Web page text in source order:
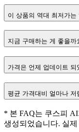
이 상품의 역대 최저가는
지금 구매하는 게 좋을까
가격은 언제 업데이트 되
평균 가격대비 얼마나 저
* 본 FAQ는 쿠스피
생성되었습니다. 실